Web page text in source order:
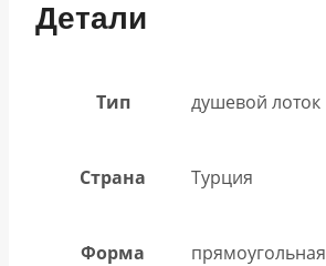
Детали
Тип душевой лоток
Страна Турция
Форма прямоугольная